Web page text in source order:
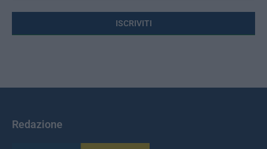
Redazione